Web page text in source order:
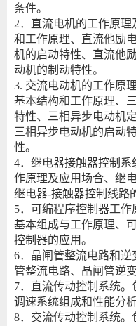
条件。
2．直流电机的工作原
和工作原理、直流他励
机的启动特性、直流他
动机的制动特性。
3. 交流电动机的工作原
基本结构和工作原理、
特性、三相异步电动机
三相异步电动机的启动
性。
4．继电器接触器控制
作原理及应用场合、继
继电器-接触器控制线路
5．可编程序控制器工
基本组成与工作原理、
控制器的应用。
6．晶闸管整流电路和逆
管整流电路、晶闸管逆变
7．直流传动控制系统
调速系统组成和性能分析
8．交流传动控制系统。